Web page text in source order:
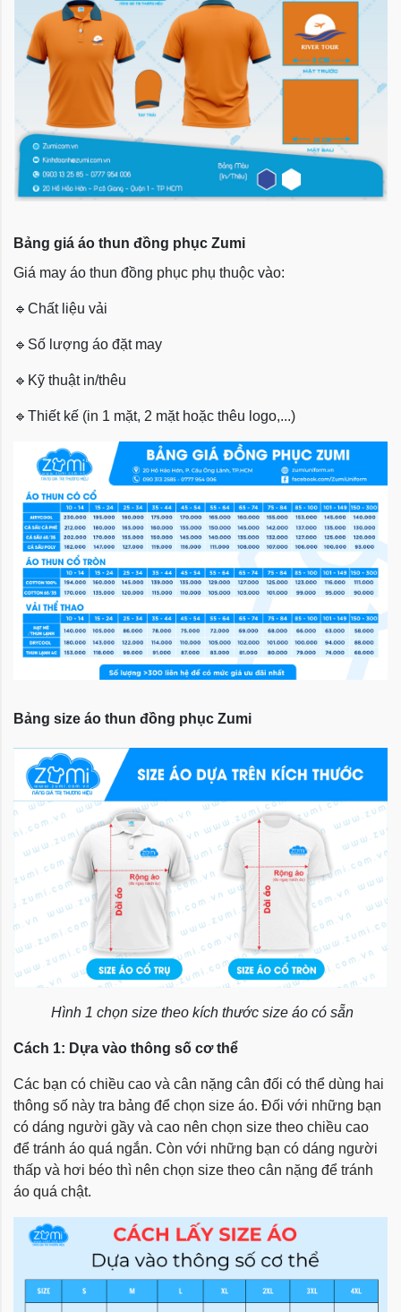
Bảng giá áo thun đồng phục Zumi
Giá may áo thun đồng phục phụ thuộc vào:
🔹 Chất liệu vải
🔹 Số lượng áo đặt may
🔹 Kỹ thuật in/thêu
🔹 Thiết kế (in 1 mặt, 2 mặt hoặc thêu logo,...)
Bảng size áo thun đồng phục Zumi
Hình 1 chọn size theo kích thước size áo có sẵn
Cách 1: Dựa vào thông số cơ thể
Các bạn có chiều cao và cân nặng cân đối có thể dùng hai
thông số này tra bảng để chọn size áo. Đối với những bạn
có dáng người gầy và cao nên chọn size theo chiều cao
để tránh áo quá ngắn. Còn với những bạn có dáng người
thấp và hơi béo thì nên chọn size theo cân nặng để tránh
áo quá chật.